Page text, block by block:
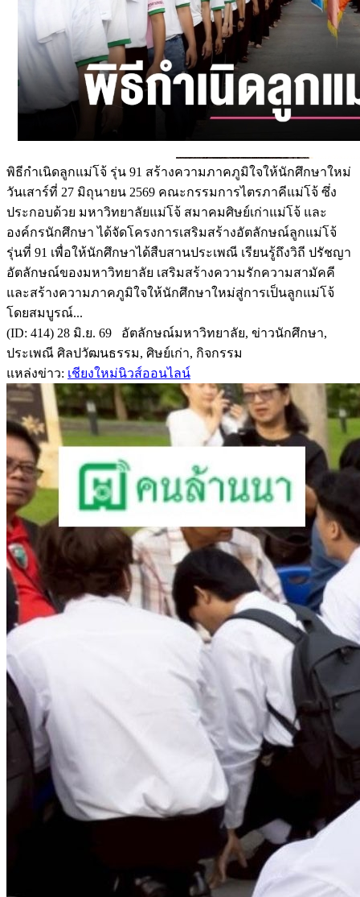
พิธีกำเนิดลูกแม่โจ้ รุ่น 91 สร้างความภาคภูมิใจให้นักศึกษาใหม่
วันเสาร์ที่ 27 มิถุนายน 2569 คณะกรรมการไตรภาคีแม่โจ้ ซึ่ง
ประกอบด้วย มหาวิทยาลัยแม่โจ้ สมาคมศิษย์เก่าแม่โจ้ และ
องค์กรนักศึกษา ได้จัดโครงการเสริมสร้างอัตลักษณ์ลูกแม่โจ้
รุ่นที่ 91 เพื่อให้นักศึกษาได้สืบสานประเพณี เรียนรู้ถึงวิถี ปรัชญา
อัตลักษณ์ของมหาวิทยาลัย เสริมสร้างความรักความสามัคคี
และสร้างความภาคภูมิใจให้นักศึกษาใหม่สู่การเป็นลูกแม่โจ้
โดยสมบูรณ์...
(ID: 414) 28 มิ.ย. 69 อัตลักษณ์มหาวิทยาลัย, ข่าวนักศึกษา,
ประเพณี ศิลปวัฒนธรรม, ศิษย์เก่า, กิจกรรม
แหล่งข่าว: เชียงใหม่นิวส์ออนไลน์